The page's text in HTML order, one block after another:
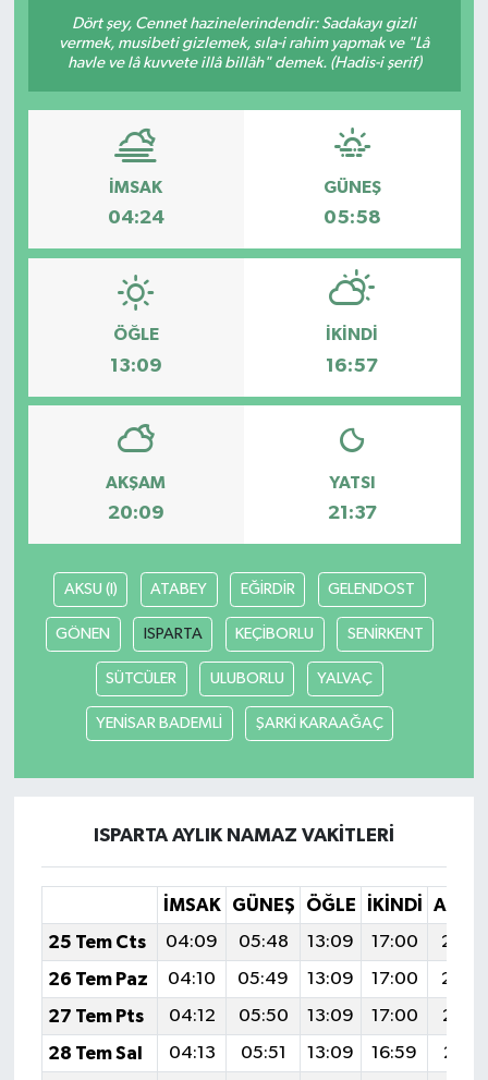
Dört şey, Cennet hazinelerindendir: Sadakayı gizli
vermek, musibeti gizlemek, sıla-i rahim yapmak ve "Lâ
havle ve lâ kuvvete illâ billâh" demek. (Hadis-i şerif)
İMSAK
04:24
GÜNEŞ
05:58
ÖĞLE
13:09
İKINDI
16:57
AKŞAM
20:09
YATSI
21:37
AKSU (I) ATABEY EĞİRDİR GELENDOST
GÖNEN ISPARTA KEÇİBORLU SENİRKENT
SÜTCÜLER ULUBORLU YALVAÇ
YENİSAR BADEMLİ ŞARKİ KARAAĞAÇ
ISPARTA AYLIK NAMAZ VAKITLERI
İMSAK GÜNEŞ ÖĞLE İKINDI
25 Tem Cts
04:09 05:48 13:09 17:00
26 Tem Paz
04:10 05:49 13:09 17:00
27 Tem Pts
04:12 05:50 13:09 17:00
28 Tem Sal
04:13 05:51 13:09 16:59
20:18